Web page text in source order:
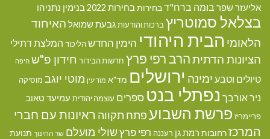
אליעזר שפר בומה ברח"דבחירות בחירות 2022 בנימין נתניהו
בצלאל סמוטריץברכות והודעותגבעת שמואל האיחוד
הלאומי הבית היהודי הימין החדשהליכוד המלצת דתילי
הציונות הדתיתהרב רפי פרץ חדשות הבידור חידון פ"ש חיפה
טיולים וטבע ימינה ירושלים מד"א מודיעין מוטי יוגב מוסיקה
ניר אורבך נפתלי בנט ספרים עוצמה יהודית עמיעד טאוב
פריימריז פרשת השבועפתח תקווה ראיונות עם חברי
המרכזרחובות רמת גן רעננה רפי פרץשולי מועלם שר החינוך תנועת